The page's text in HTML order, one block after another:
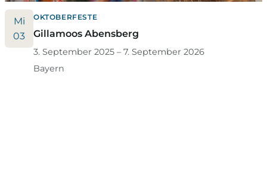
Mi
03
OKTOBERFESTE
Gillamoos Abensberg
3. September 2025 – 7. September 2026
Bayern